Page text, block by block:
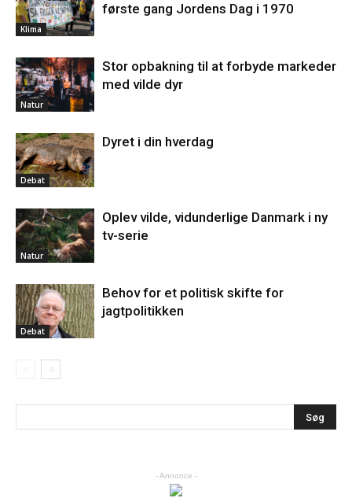
Klima
første gang Jordens Dag i 1970
Natur
Stor opbakning til at forbyde markeder
med vilde dyr
Debat
Dyret i din hverdag
Natur
Oplev vilde, vidunderlige Danmark i ny
tv-serie
Debat
Behov for et politisk skifte for
jagtpolitikken
- Annonce -